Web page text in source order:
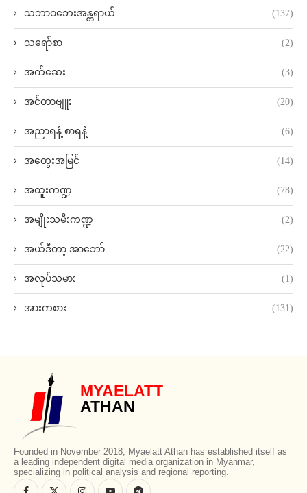
သဘာဝဘေးအန္တရာယ် (137)
သရော်စာ (2)
အက်ဆေး (3)
အင်တာဗျူး (20)
အညာရနံ့ စာရနံ့ (6)
အတွေးအမြင် (14)
အထူးကဏ္ဍ (78)
အမျိုးသမီးကဏ္ဍ (2)
အယ်ဒီတာ့ အာဘော် (22)
အလုပ်သမား (1)
အားကစား (131)
MYAELATT
ATHAN
Founded in November 2018, Myaelatt Athan has established itself as
a leading independent digital media organization in Myanmar,
specializing in political analysis and regional reporting.